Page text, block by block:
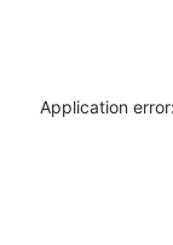
Application